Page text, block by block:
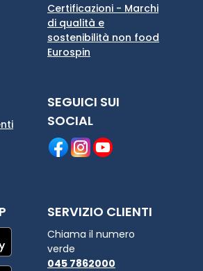
Certificazioni - Marchi
di qualità e
sostenibilità non food
Eurospin
SEGUICI SUI
SOCIAL
SERVIZIO CLIENTI
Chiama il numero
verde
045 7862000